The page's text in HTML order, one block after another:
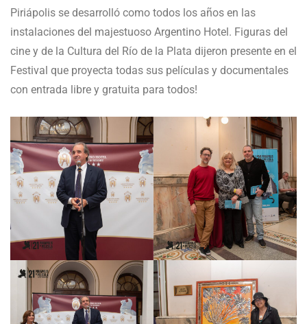
Piriápolis se desarrolló como todos los años en las
instalaciones del majestuoso Argentino Hotel. Figuras del
cine y de la Cultura del Río de la Plata dijeron presente en el
Festival que proyecta todas sus películas y documentales
con entrada libre y gratuita para todos!